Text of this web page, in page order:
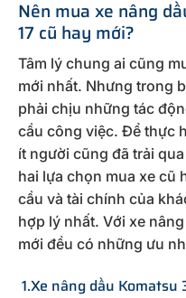
Nên mua xe nâng
17 cũ hay mới?
Tâm lý chung ai cũng
mới nhất. Nhưng trong
phải chịu những tác
cầu công việc. Để thực
ít người cũng đã trải
hai lựa chọn mua xe cũ
cầu và tài chính của
hợp lý nhất. Với xe
mới đều có những ưu
1.Xe nâng dầu Komatsu